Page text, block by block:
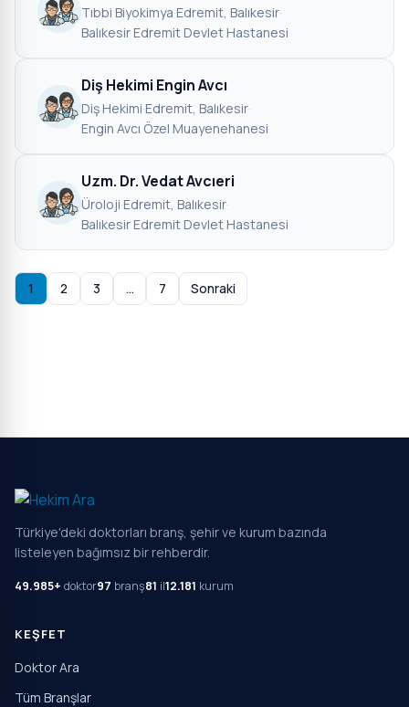
Tıbbi Biyokimya·Edremit, Balıkesir·
Balıkesir Edremit Devlet Hastanesi
Diş Hekimi Engin Avcı
Diş Hekimi·Edremit, Balıkesir·
Engin Avcı Özel Muayenehanesi
Uzm. Dr. Vedat Avcıeri
Üroloji·Edremit, Balıkesir·
Balıkesir Edremit Devlet Hastanesi
1 2 3 … 7 Sonraki
Türkiye'deki doktorları branş, şehir ve kurum bazında
listeleyen bağımsız bir rehberdir.
49.985+ doktor97 branş81 il12.181 kurum
KEŞFET
Doktor Ara
Tüm Branşlar